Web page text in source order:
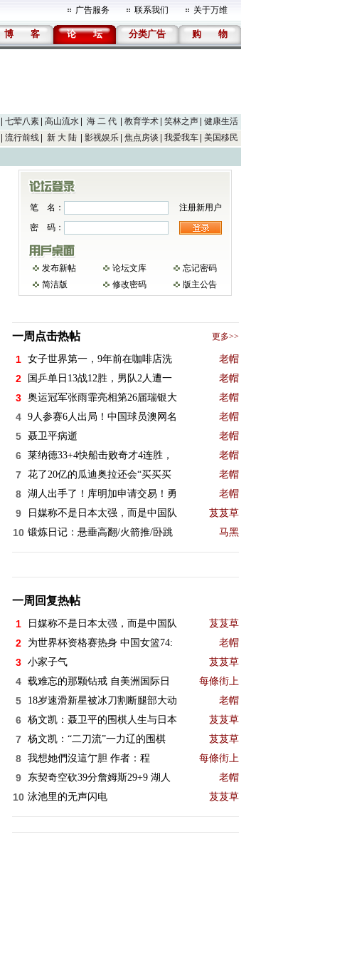
广告服务 联系我们 关于万维
博 客 论 坛 分类广告 购 物
七荤八素 高山流水 海 二 代 教育学术 笑林之声
健康生活
流行前线 新 大 陆 影视娱乐 焦点房谈 我爱我车 美国移民
笔 名：
注册新用户
密 码：
发布新帖 论坛文库
忘记密码
简洁版
修改密码 版主公告
一周点击热帖 更多>>
1 女子世界第一，9年前在咖啡店洗 老帽
2 国乒单日13战12胜，男队2人遭一 老帽
3 奥运冠军张雨霏亮相第26届瑞银大 老帽
4 9人参赛6人出局！中国球员澳网名 老帽
5 聂卫平病逝 老帽
6 莱纳德33+4快船击败奇才4连胜， 老帽
7 花了20亿的瓜迪奥拉还会“买买买 老帽
8 湖人出手了！库明加申请交易！勇 老帽
9 日媒称不是日本太强，而是中国队 芨芨草
10 锻炼日记：悬垂高翻/火箭推/卧跳 马黑
一周回复热帖
1 日媒称不是日本太强，而是中国队 芨芨草
2 为世界杯资格赛热身 中国女篮74: 老帽
3 小家子气 芨芨草
4 载难忘的那颗钻戒 自美洲国际日 每條街上
5 18岁速滑新星被冰刀割断腿部大动 老帽
6 杨文凯：聂卫平的围棋人生与日本 芨芨草
7 杨文凯：“二刀流”一力辽的围棋 芨芨草
8 我想她們沒這亇胆 作者：程 每條街上
9 东契奇空砍39分詹姆斯29+9 湖人 老帽
10 泳池里的无声闪电 芨芨草